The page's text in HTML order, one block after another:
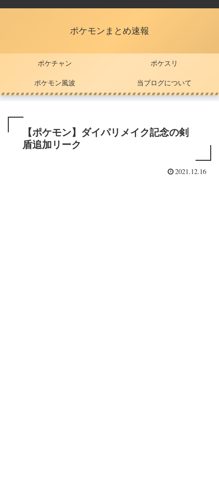
ポケモンまとめ速報
ポケチャン ポケスリ
ポケモン風波 当ブログについて
【ポケモン】ダイパリメイク記念の剣
盾追加リーク
2021.12.16